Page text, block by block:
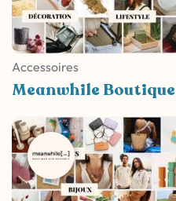
Accessoires
Meanwhile Boutique